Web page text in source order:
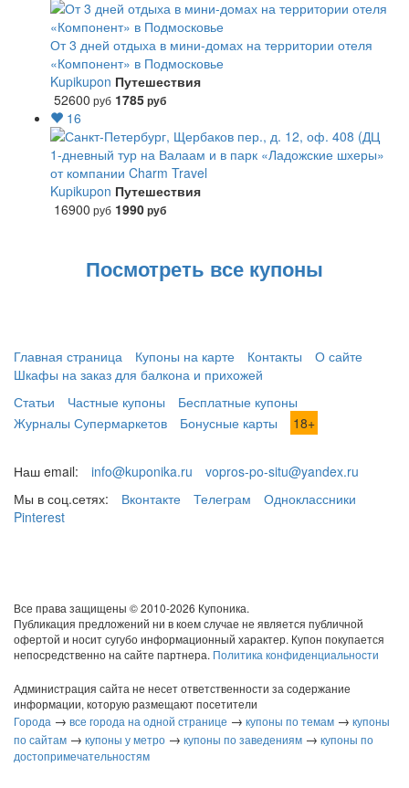
От 3 дней отдыха в мини-домах на территории отеля
«Компонент» в Подмосковье
Kupikupon Путешествия
52600 руб 1785руб
16
1-дневный тур на Валаам и в парк «Ладожские шхеры»
от компании Charm Travel
Kupikupon Путешествия
16900 руб 1990руб
Посмотреть все купоны
Главная страница Купоны на карте Контакты
О сайте
Шкафы на заказ для балкона и прихожей
Статьи
Частные купоны
Бесплатные купоны
Журналы Супермаркетов
Бонусные карты 18+
Наш email: info@kuponika.ru
vopros-po-situ@yandex.ru
Мы в соц.сетях:
Вконтакте Телеграм
Одноклассники
Pinterest
Все права защищены © 2010-2026 Купоника.
Публикация предложений ни в коем случае не является публичной
офертой и носит сугубо информационный характер. Купон покупается
непосредственно на сайте партнера. Политика конфиденциальности
Администрация сайта не несет ответственности за содержание
информации, которую размещают посетители
Города → все города на одной странице → купоны по темам → купоны
по сайтам → купоны у метро → купоны по заведениям → купоны по
достопримечательностям